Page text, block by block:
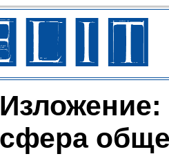
Изложение:
сфера